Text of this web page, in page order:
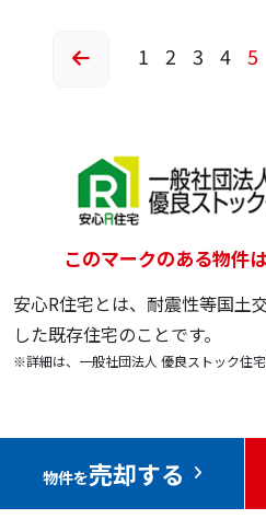
1 2 3 4 5
このマークのある物件
安心R住宅とは、耐震性等国土
した既存住宅のことです。
※詳細は、一般社団法人 優良ストック住
物件を売却する